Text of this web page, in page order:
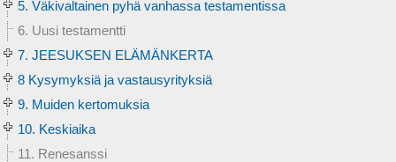
5. Väkivaltainen pyhä vanhassa testamentissa
6. Uusi testamentti
7. JEESUKSEN ELÄMÄNKERTA
8 Kysymyksiä ja vastausyrityksiä
9. Muiden kertomuksia
10. Keskiaika
11. Renesanssi